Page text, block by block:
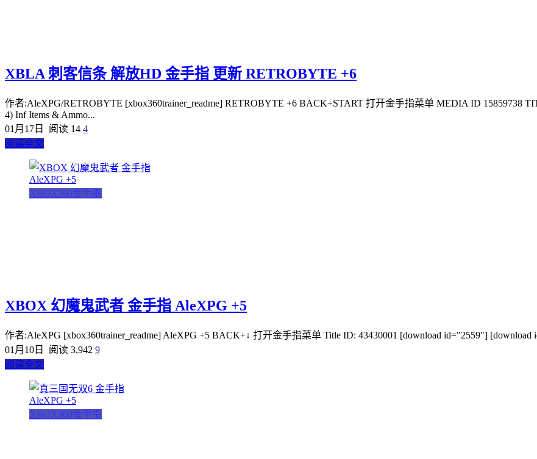
XBLA 刺客信条 解放HD 金手指 更新 RETROBYTE +6
作者:AleXPG/RETROBYTE [xbox360trainer_readme] RETROBYTE +6 BACK+START 打开金手指菜单 MEDIA ID 15859738
4) Inf Items & Ammo...
01月17日
阅读 14 4
阅读全文
XBOX360金手指
XBOX 幻魔鬼武者 金手指 AleXPG +5
作者:AleXPG [xbox360trainer_readme] AleXPG +5 BACK+↓ 打开金手指菜单 Title ID: 43430001 [download id="2559"]
01月10日
阅读 3,942 9
阅读全文
XBOX360金手指